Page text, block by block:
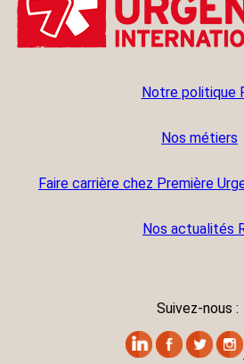
Notre politique
Nos métiers
Faire carrière chez Première
Nos actualités
Suivez-nous :